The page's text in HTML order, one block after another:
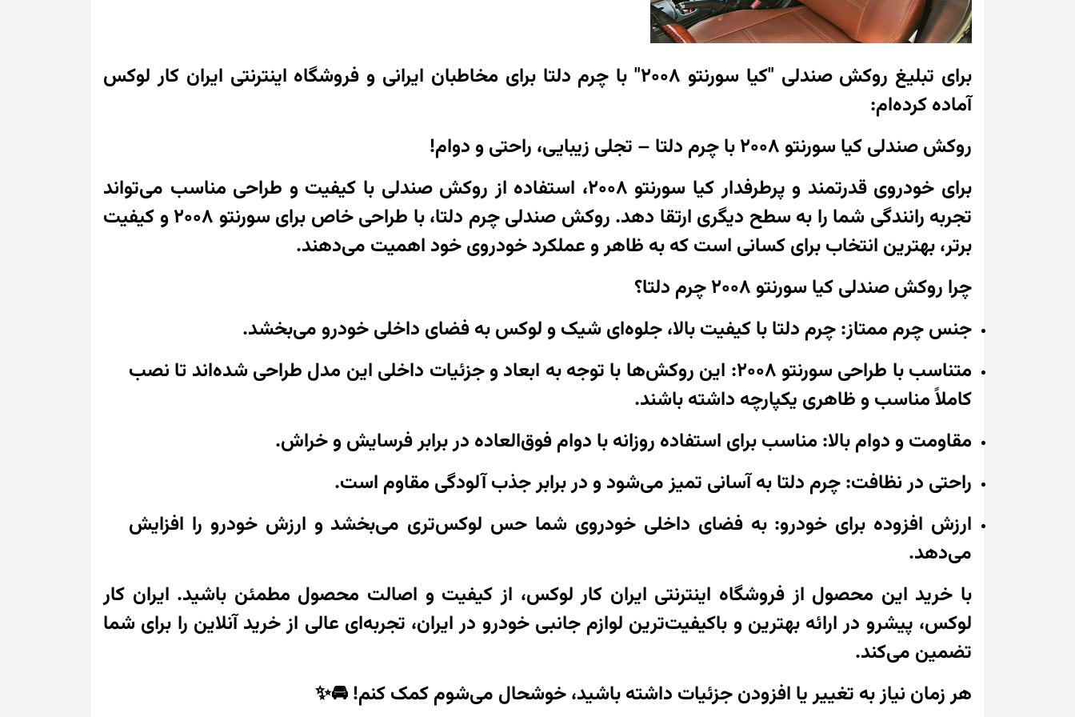
برای تبلیغ روکش صندلی "کیا سورنتو 2008" با چرم دلتا برای مخاطبان ایرانی و فروشگاه اینترنتی ایران کار لوکس
آماده کرده‌ام:
روکش صندلی کیا سورنتو 2008 با چرم دلتا – تجلی زیبایی، راحتی و دوام!
برای خودروی قدرتمند و پرطرفدار کیا سورنتو 2008، استفاده از روکش صندلی با کیفیت و طراحی مناسب می‌تواند
تجربه رانندگی شما را به سطح دیگری ارتقا دهد. روکش صندلی چرم دلتا، با طراحی خاص برای سورنتو 2008 و کیفیت
برتر، بهترین انتخاب برای کسانی است که به ظاهر و عملکرد خودروی خود اهمیت می‌دهند.
چرا روکش صندلی کیا سورنتو 2008 چرم دلتا؟
جنس چرم ممتاز: چرم دلتا با کیفیت بالا، جلوه‌ای شیک و لوکس به فضای داخلی خودرو می‌بخشد.
متناسب با طراحی سورنتو 2008: این روکش‌ها با توجه به ابعاد و جزئیات داخلی این مدل طراحی شده‌اند تا نصب
کاملاً مناسب و ظاهری یکپارچه داشته باشند.
مقاومت و دوام بالا: مناسب برای استفاده روزانه با دوام فوق‌العاده در برابر فرسایش و خراش.
راحتی در نظافت: چرم دلتا به آسانی تمیز می‌شود و در برابر جذب آلودگی مقاوم است.
ارزش افزوده برای خودرو: به فضای داخلی خودروی شما حس لوکس‌تری می‌بخشد و ارزش خودرو را افزایش
می‌دهد.
با خرید این محصول از فروشگاه اینترنتی ایران کار لوکس، از کیفیت و اصالت محصول مطمئن باشید. ایران کار
لوکس، پیشرو در ارائه بهترین و باکیفیت‌ترین لوازم جانبی خودرو در ایران، تجربه‌ای عالی از خرید آنلاین را برای شما
تضمین می‌کند.
هر زمان نیاز به تغییر یا افزودن جزئیات داشته باشید، خوشحال می‌شوم کمک کنم! 🚘✨